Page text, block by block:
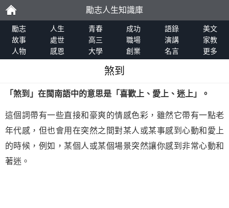
勵
志
勵志人生知識庫
勵志 人生 青春 成功 語錄
美文
故事
處世 高三 職場 演講
家教
人物
感恩 大學 創業 名言 更多
煞到
「煞到 」在閩南語中的意思是「喜歡上、愛上、迷上」。
這個詞帶有一些直接和豪爽的情感色彩，雖然它帶有一點老
年代感，但也會用在突然之間對某人或某事感到心動和愛上
的時候，例如，某個人或某個場景突然讓你感到非常心動和
著迷。